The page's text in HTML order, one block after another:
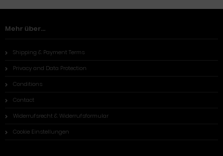
Mehr über...
Shipping & Payment Terms
Privacy and Data Protection
Conditions
Contact
Widerrufsrecht & Widerrufsformular
Cookie Einstellungen